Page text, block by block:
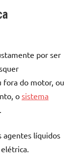
por ser
fora do motor, ou
o sistema
agentes líquidos